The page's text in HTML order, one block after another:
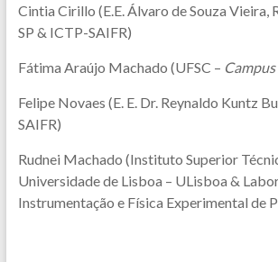
Cintia Cirillo (E.E. Álvaro de Souza Vieira,
SP & ICTP-SAIFR)
Fátima Araújo Machado (UFSC – Campus
Felipe Novaes (E. E. Dr. Reynaldo Kuntz
SAIFR)
Rudnei Machado (Instituto Superior
Universidade de Lisboa – ULisboa &
Instrumentação e Física Experimental de